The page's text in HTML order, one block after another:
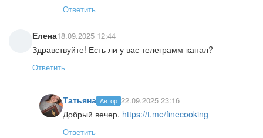
Ответить
Елена18.09.2025 12:44
Здравствуйте! Есть ли у вас телеграмм-канал?
Ответить
Татьяна Автор 22.09.2025 23:16
Добрый вечер. https://t.me/finecooking
Ответить